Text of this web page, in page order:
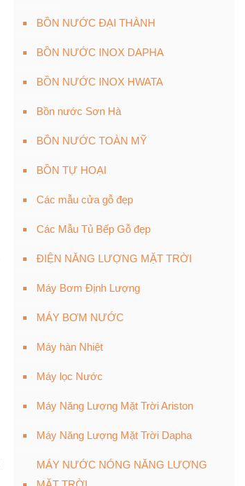
BỒN NƯỚC ĐẠI THÀNH
BỒN NƯỚC INOX DAPHA
BỒN NƯỚC INOX HWATA
Bồn nước Sơn Hà
BỒN NƯỚC TOÀN MỸ
BỒN TỰ HOẠI
Các mẫu cửa gỗ đẹp
Các Mẫu Tủ Bếp Gỗ đẹp
ĐIỆN NĂNG LƯỢNG MẶT TRỜI
Máy Bơm Định Lượng
MÁY BƠM NƯỚC
Máy hàn Nhiệt
Máy lọc Nước
Máy Năng Lượng Mặt Trời Ariston
Máy Năng Lượng Mặt Trời Dapha
MÁY NƯỚC NÓNG NĂNG LƯỢNG